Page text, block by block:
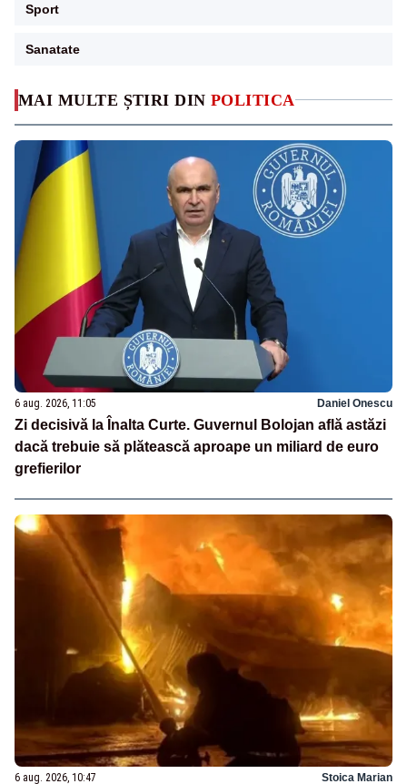
MAI MULTE ȘTIRI DIN POLITICA
6 aug. 2026, 11:05 Daniel Onescu
Zi decisivă la Înalta Curte. Guvernul Bolojan află astăzi
dacă trebuie să plătească aproape un miliard de euro
grefierilor
6 aug. 2026, 10:47 Stoica Marian
Sport
Sanatate